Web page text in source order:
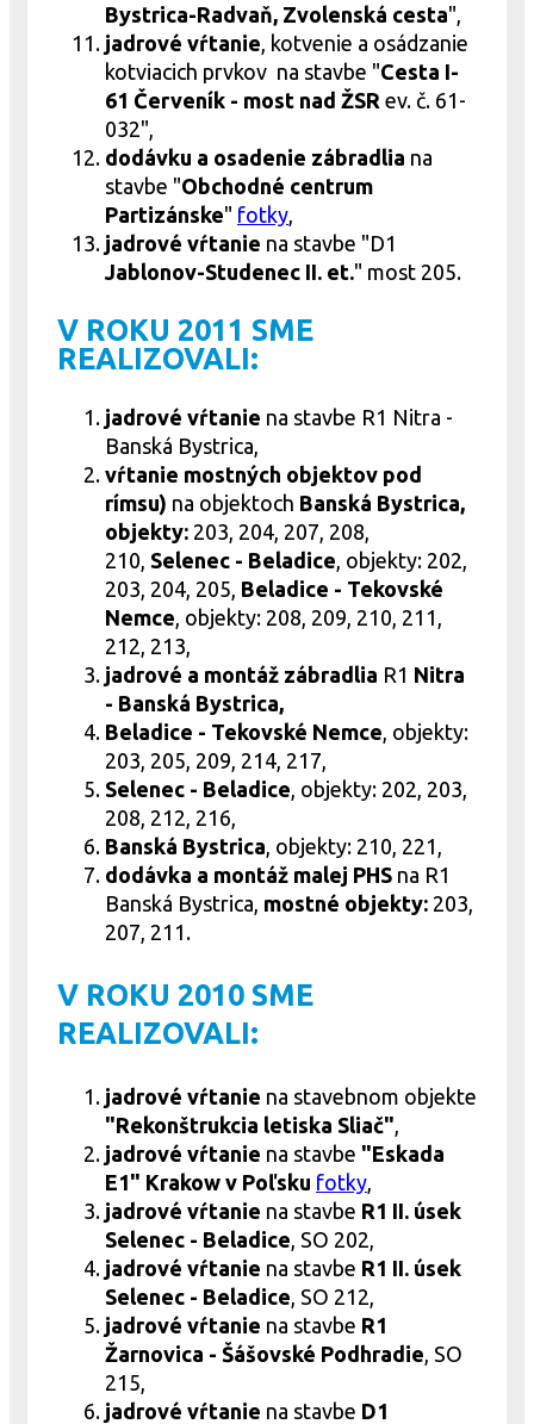
Bystrica-Radvaň, Zvolenská cesta",
jadrové vŕtanie , kotvenie a osádzanie
kotviacich prvkov na stavbe "Cesta I-
61 Červeník - most nad ŽSR ev. č. 61-
032",
dodávku a osadenie zábradlia na
stavbe "Obchodné centrum
Partizánske" fotky
jadrové vŕtanie na stavbe "D1
Jablonov-Studenec II. et." most 205.
V ROKU 2011 SME
REALIZOVALI:
jadrové vŕtanie na stavbe R1 Nitra -
Banská Bystrica,
vŕtanie mostných objektov pod
rímsu) na objektoch Banská Bystrica,
objekty: 203, 204, 207, 208,
210, Selenec - Beladice , objekty: 202,
203, 204, 205, Beladice - Tekovské
Nemce , objekty: 208, 209, 210, 211,
212, 213,
jadrové a montáž zábradlia R1 Nitra
- Banská Bystrica,
Beladice - Tekovské Nemce , objekty:
203, 205, 209, 214, 217,
Selenec - Beladice , objekty: 202, 203,
208, 212, 216,
Banská Bystrica , objekty: 210, 221,
dodávka a montáž malej PHS na R1
Banská Bystrica, mostné objekty: 203,
207, 211.
V ROKU 2010 SME
REALIZOVALI:
jadrové vŕtanie na stavebnom objekte
"Rekonštrukcia letiska Sliač"
jadrové vŕtanie na stavbe "Eskada
E1" Krakow v Poľsku fotky
jadrové vŕtanie na stavbe R1 II. úsek
Selenec - Beladice , SO 202,
jadrové vŕtanie na stavbe R1 II. úsek
Selenec - Beladice , SO 212,
jadrové vŕtanie na stavbe R1
Žarnovica - Šášovské Podhradie , SO
215,
jadrové vŕtanie na stavbe D1